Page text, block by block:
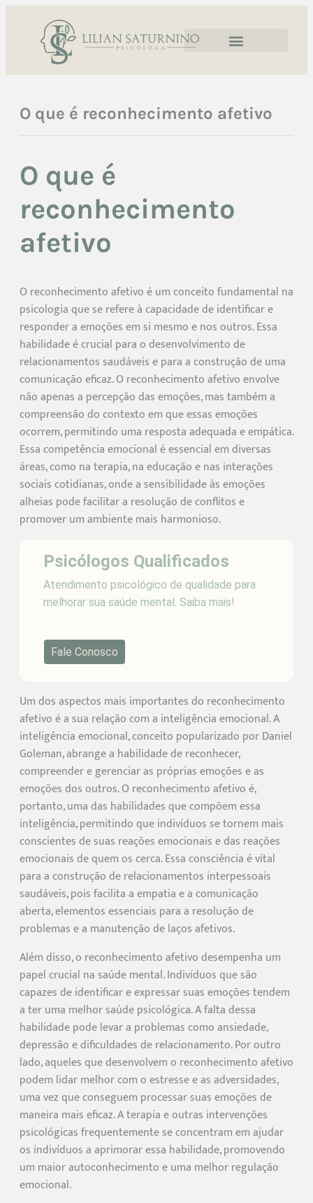
O que é reconhecimento afetivo
O que é
reconhecimento
afetivo
O reconhecimento afetivo é um conceito fundamental na
psicologia que se refere à capacidade de identificar e
responder a emoções em si mesmo e nos outros. Essa
habilidade é crucial para o desenvolvimento de
relacionamentos saudáveis e para a construção de uma
comunicação eficaz. O reconhecimento afetivo envolve
não apenas a percepção das emoções, mas também a
compreensão do contexto em que essas emoções
ocorrem, permitindo uma resposta adequada e empática.
Essa competência emocional é essencial em diversas
áreas, como na terapia, na educação e nas interações
sociais cotidianas, onde a sensibilidade às emoções
alheias pode facilitar a resolução de conflitos e
promover um ambiente mais harmonioso.
Psicólogos Qualificados
Atendimento psicológico de qualidade para
melhorar sua saúde mental. Saiba mais!
Fale Conosco
Um dos aspectos mais importantes do reconhecimento
afetivo é a sua relação com a inteligência emocional. A
inteligência emocional, conceito popularizado por Daniel
Goleman, abrange a habilidade de reconhecer,
compreender e gerenciar as próprias emoções e as
emoções dos outros. O reconhecimento afetivo é,
portanto, uma das habilidades que compõem essa
inteligência, permitindo que indivíduos se tornem mais
conscientes de suas reações emocionais e das reações
emocionais de quem os cerca. Essa consciência é vital
para a construção de relacionamentos interpessoais
saudáveis, pois facilita a empatia e a comunicação
aberta, elementos essenciais para a resolução de
problemas e a manutenção de laços afetivos.
Além disso, o reconhecimento afetivo desempenha um
papel crucial na saúde mental. Indivíduos que são
capazes de identificar e expressar suas emoções tendem
a ter uma melhor saúde psicológica. A falta dessa
habilidade pode levar a problemas como ansiedade,
depressão e dificuldades de relacionamento. Por outro
lado, aqueles que desenvolvem o reconhecimento afetivo
podem lidar melhor com o estresse e as adversidades,
uma vez que conseguem processar suas emoções de
maneira mais eficaz. A terapia e outras intervenções
psicológicas frequentemente se concentram em ajudar
os indivíduos a aprimorar essa habilidade, promovendo
um maior autoconhecimento e uma melhor regulação
emocional.